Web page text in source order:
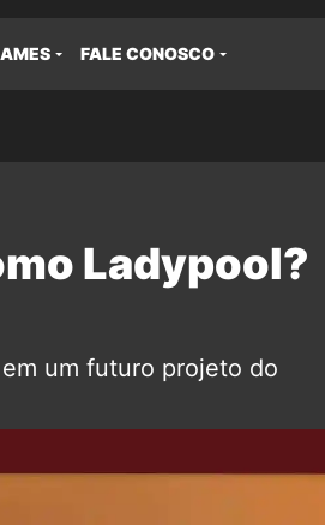
FALE CONOSCO
Ladypool?
um futuro projeto do